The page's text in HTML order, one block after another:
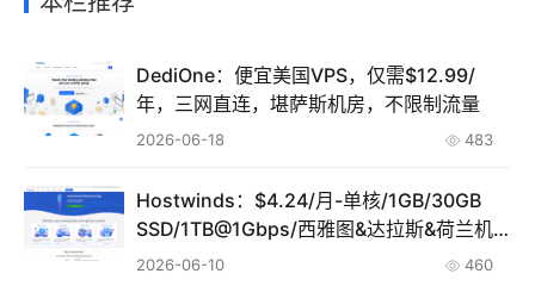
DediOne：便宜美国VPS，仅需$12.99/
年，三网直连，堪萨斯机房，不限制流量
2026-06-18 483
Hostwinds：$4.24/月-单核/1GB/30GB
SSD/1TB@1Gbps/西雅图&达拉斯&荷兰机
房,免费换IP
2026-06-10 460